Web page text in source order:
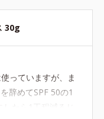
30g
っていますが、ま
辞めてSPF 50の1